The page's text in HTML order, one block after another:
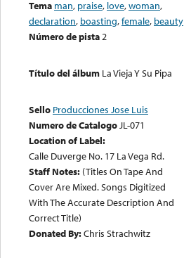
Tema man, praise, love,woman,
declaration, boasting,female, beauty
Número de pista2
Título del álbum La Vieja Y Su Pipa
Sello Producciones Jose Luis
Numero de CatalogoJL-071
Location of Label:
Calle Duverge No. 17 La Vega Rd.
Staff Notes: (Titles On Tape And
Cover Are Mixed. Songs Digitized
With The Accurate Description And
Correct Title)
Donated By:Chris Strachwitz